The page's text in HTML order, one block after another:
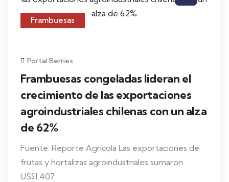
Frambuesas
Portal Berries
Frambuesas congeladas lideran el
crecimiento de las exportaciones
agroindustriales chilenas con un alza
de 62%
Fuente: Reporte Agrícola Las exportaciones de
frutas y hortalizas agroindustriales sumaron
US$1.407